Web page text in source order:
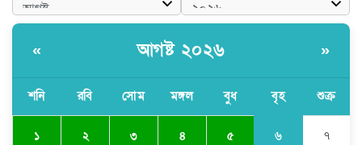
কুমিল্লার ৫ হাসপাতাল-ডায়াগনস্টিক সাময়িক বন্ধের নির্দেশ
পরকীয়ার অভিযোগে গ্রামবাসীর হাতে আটক কনটেন্ট ক্রিয়েটর রিপন মিয়া
হরমুজের আকাশে ৩ কোটি ডলারের মার্কিন ড্রোন ধ্বংস করল ইরান
« আগষ্ট ২০২৬ »
শনি রবি সোম মঙ্গল বুধ বৃহ শুক্র
১ ২ ৩ ৪ ৫ ৬ ৭